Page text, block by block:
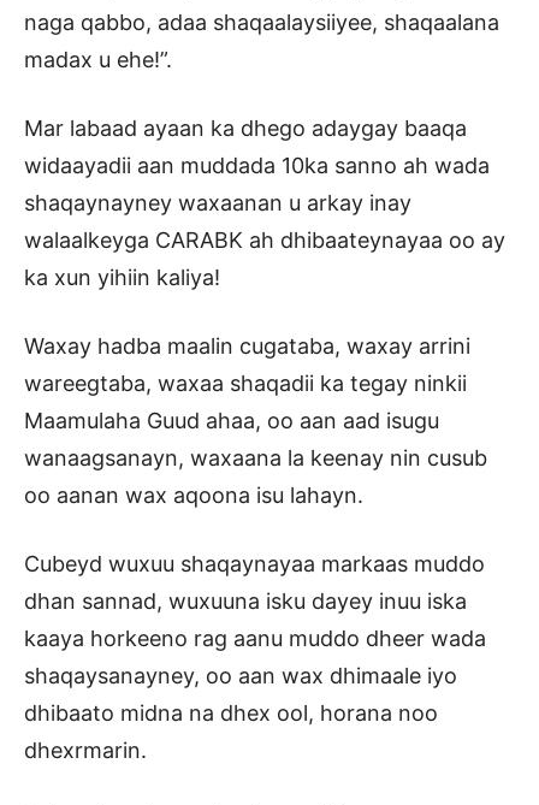
naga qabbo, adaa shaqaalaysiiyee, shaqaalana
madax u ehe!”.
Mar labaad ayaan ka dhego adaygay baaqa
widaayadii aan muddada 10ka sanno ah wada
shaqaynayney waxaanan u arkay inay
walaalkeyga CARABK ah dhibaateynayaa oo ay
ka xun yihiin kaliya!
Waxay hadba maalin cugataba, waxay arrini
wareegtaba, waxaa shaqadii ka tegay ninkii
Maamulaha Guud ahaa, oo aan aad isugu
wanaagsanayn, waxaana la keenay nin cusub
oo aanan wax aqoona isu lahayn.
Cubeyd wuxuu shaqaynayaa markaas muddo
dhan sannad, wuxuuna isku dayey inuu iska
kaaya horkeeno rag aanu muddo dheer wada
shaqaysanayney, oo aan wax dhimaale iyo
dhibaato midna na dhex ool, horana noo
dhexrmarin.